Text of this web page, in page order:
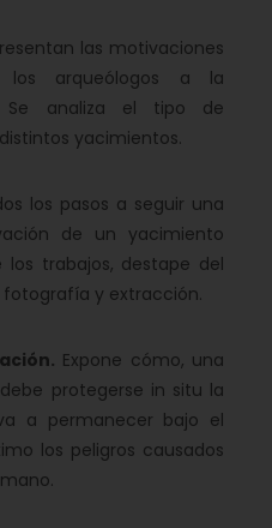
las motivaciones
arqueólogos a la
Se analiza el tipo de
yacimientos.
los pasos a seguir una
de un yacimiento
los trabajos, destape del
y extracción.
Expone cómo, una
protegerse in situ la
a permanecer bajo el
los peligros causados